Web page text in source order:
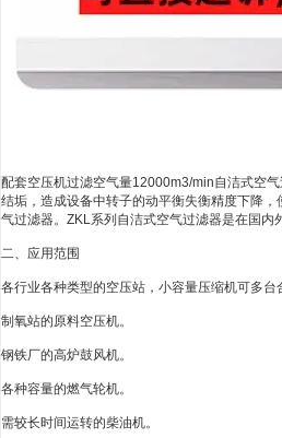
配套空压机过滤空气量12000m3/min自洁式空
结垢，造成设备中转子的动平衡失衡精度下降
气过滤器。ZKL系列自洁式空气过滤器是在国
二、应用范围
各行业各种类型的空压站，小容量压缩机可多
制氧站的原料空压机。
钢铁厂的高炉鼓风机。
各种容量的燃气轮机。
需较长时间运转的柴油机。